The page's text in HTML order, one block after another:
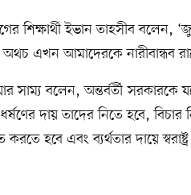
শিক্ষার্থী ইভান তাহসীব বলেন,
এখন আমাদেরকে নারীবান্ধব
সাম্য বলেন, অন্তর্বর্তী
দায় তাদের নিতে হবে, বিচার
করতে হবে এবং ব্যর্থতার দায়ে